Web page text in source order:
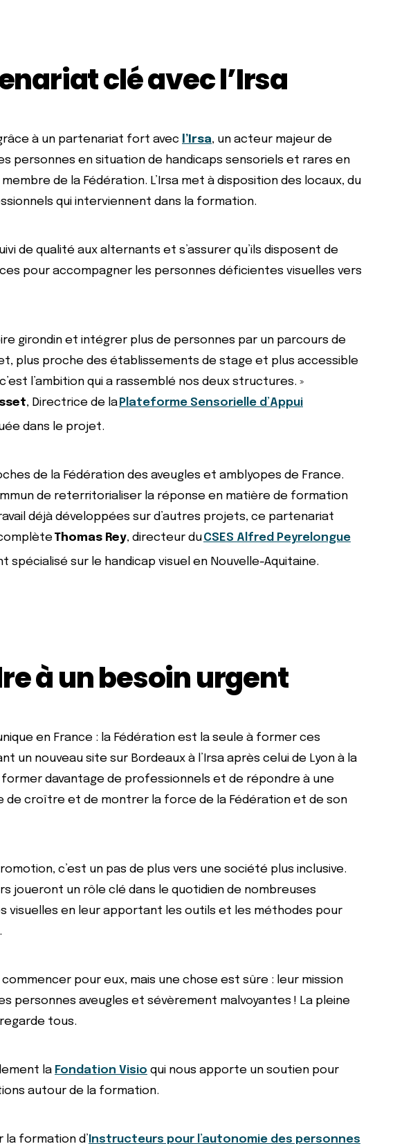
clé avec l’Irsa
à un partenariat fort avec l’Irsa, un acteur majeur de
personnes en situation de handicaps sensoriels et rares en
de la Fédération. L’Irsa met à disposition des locaux, du
qui interviennent dans la formation.
de qualité aux alternants et s’assurer qu’ils disposent de
pour accompagner les personnes déficientes visuelles vers
girondin et intégrer plus de personnes par un parcours de
plus proche des établissements de stage et plus accessible
l’ambition qui a rassemblé nos deux structures. »
, Directrice de la Plateforme Sensorielle d’Appui
dans le projet.
de la Fédération des aveugles et amblyopes de France.
de reterritorialiser la réponse en matière de formation
déjà développées sur d’autres projets, ce partenariat
Thomas Rey, directeur duCSES Alfred Peyrelongue
spécialisé sur le handicap visuel en Nouvelle-Aquitaine.
à un besoin urgent
en France : la Fédération est la seule à former ces
un nouveau site sur Bordeaux à l’Irsa après celui de Lyon à la
davantage de professionnels et de répondre à une
de croître et de montrer la force de la Fédération et de son
c’est un pas de plus vers une société plus inclusive.
joueront un rôle clé dans le quotidien de nombreuses
visuelles en leur apportant les outils et les méthodes pour
pour eux, mais une chose est sûre : leur mission
personnes aveugles et sévèrement malvoyantes ! La pleine
tous.
la Fondation Visio qui nous apporte un soutien pour
autour de la formation.
la formation d’ Instructeurs pour l’autonomie des personnes